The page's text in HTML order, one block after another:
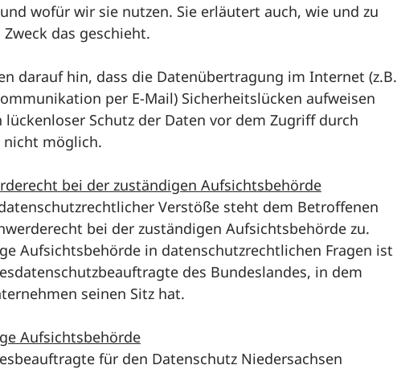
wofür wir sie nutzen. Sie erläutert auch, wie und zu
das geschieht.
darauf hin, dass die Datenübertragung im Internet (z.B.
per E-Mail) Sicherheitslücken aufweisen
lückenloser Schutz der Daten vor dem Zugriff durch
möglich.
bei der zuständigen Aufsichtsbehörde
Verstöße steht dem Betroffenen
bei der zuständigen Aufsichtsbehörde zu.
Aufsichtsbehörde in datenschutzrechtlichen Fragen ist
des Bundeslandes, in dem
seinen Sitz hat.
Aufsichtsbehörde
für den Datenschutz Niedersachsen